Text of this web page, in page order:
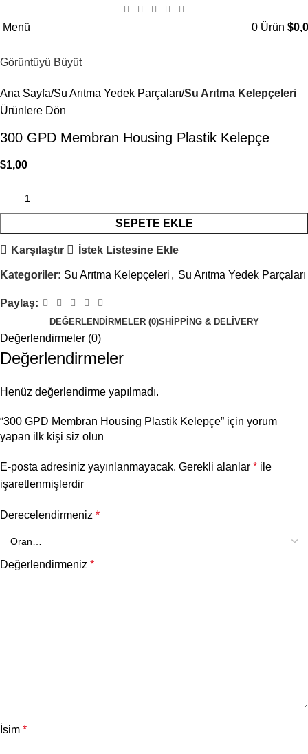
Menü 0 Ürün $
Görüntüyü Büyüt
Ana Sayfa Su Arıtma Yedek Parçaları Su Arıtma Kelepçeleri
Ürünlere Dön
300 GPD Membran Housing Plastik Kelepçe
$1,00
SEPETE EKLE
Karşılaştır İstek Listesine Ekle
Kategoriler: Su Arıtma Kelepçeleri , Su Arıtma Yedek Parçaları
Paylaş:
DEĞERLENDIRMELER (0)SHIPPING & DELIVERY
Değerlendirmeler (0)
Değerlendirmeler
Henüz değerlendirme yapılmadı.
“300 GPD Membran Housing Plastik Kelepçe” için yorum
yapan ilk kişi siz olun
E-posta adresiniz yayınlanmayacak. Gerekli alanlar * ile
işaretlenmişlerdir
Derecelendirmeniz *
Değerlendirmeniz *
İsim *